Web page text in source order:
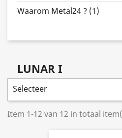
Waarom Metal24 ? (1)
LUNAR I
Selecteer
Item 1-12 van 12 in totaal